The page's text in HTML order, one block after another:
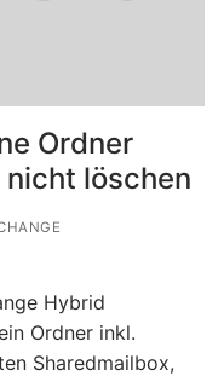
Ordner
nicht löschen
Hybrid
Ordner inkl.
Sharedmailbox,